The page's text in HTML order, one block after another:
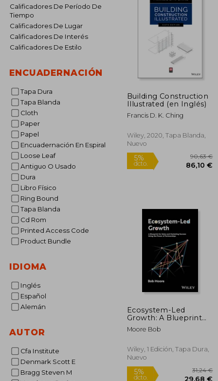
Calificadores De Período De
Tiempo
Calificadores De Lugar
Calificadores De Interés
Calificadores De Estilo
ENCUADERNACIÓN
Tapa Dura
Tapa Blanda
Cloth
Paper
Papel
Encuadernación En Espiral
Loose Leaf
Antiguo O Usado
Dura
Libro Físico
Ring Bound
Tapa Blanda
Cd Rom
Printed Access Code
Product Bundle
IDIOMA
Inglés
Español
Alemán
AUTOR
Cfa Institute
Denmark Scott E
Bragg Steven M
Building Construction
Illustrated (en Inglés)
Francis D. K. Ching
Wiley, 2020, Tapa Blanda,
Nuevo
5%
dcto.
Ecosystem-Led
Growth: A Blueprint
for Sales and
Marketing Success
Partnerships (en
Inglés)
Moore Bob
Wiley, 1 Edición, Tapa Dura,
Nuevo